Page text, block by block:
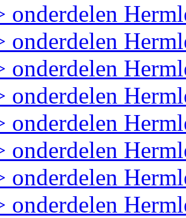
onderdelen
onderdelen
onderdelen
onderdelen
onderdelen
onderdelen
onderdelen
onderdelen